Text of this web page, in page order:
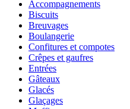
Accompagnements
Biscuits
Breuvages
Boulangerie
Confitures et compotes
Crêpes et gaufres
Entrées
Gâteaux
Glacés
Glaçages